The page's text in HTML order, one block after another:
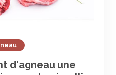
d'agneau une